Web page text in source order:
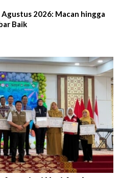
2026: Macan hingga
Baik